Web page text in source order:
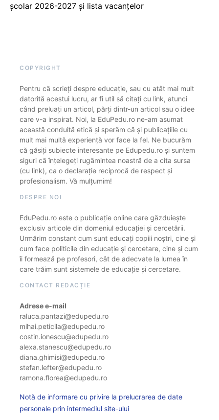
școlar 2026-2027 și lista vacanțelor
COPYRIGHT
Pentru că scrieți despre educație, sau cu atât mai mult
datorită acestui lucru, ar fi util să citați cu link, atunci
când preluați un articol, părți dintr-un articol sau o idee
care v-a inspirat. Noi, la EduPedu.ro ne-am asumat
această conduită etică și sperăm că și publicațiile cu
mult mai multă experiență vor face la fel. Ne bucurăm
că găsiți subiecte interesante pe Edupedu.ro și suntem
siguri că înțelegeți rugămintea noastră de a cita sursa
(cu link), ca o declarație reciprocă de respect și
profesionalism. Vă mulțumim!
DESPRE NOI
EduPedu.ro este o publicație online care găzduiește
exclusiv articole din domeniul educației și cercetării.
Urmărim constant cum sunt educați copiii noștri, cine și
cum face politicile din educație și cercetare, cine și cum
îi formează pe profesori, cât de adecvate la lumea în
care trăim sunt sistemele de educație și cercetare.
CONTACT REDACȚIE
Adrese e-mail
raluca.pantazi@edupedu.ro
mihai.peticila@edupedu.ro
costin.ionescu@edupedu.ro
alexa.stanescu@edupedu.ro
diana.ghimisi@edupedu.ro
stefan.lefter@edupedu.ro
ramona.florea@edupedu.ro
Notă de informare cu privire la prelucrarea de date
personale prin intermediul site-ului